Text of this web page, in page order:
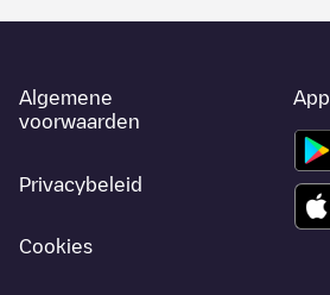
Algemene
voorwaarden
Privacybeleid
Cookies